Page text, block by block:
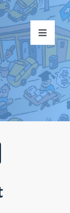
Toggle